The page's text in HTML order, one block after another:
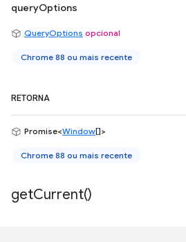
queryOptions
QueryOptions opcional
Chrome 88 ou mais recente
RETORNA
Promise<Window[]>
Chrome 88 ou mais recente
getCurrent()